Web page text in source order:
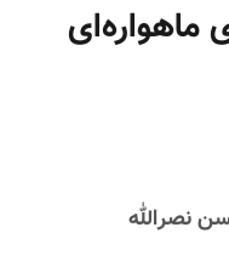
ماهواره‌ای
نصرالله